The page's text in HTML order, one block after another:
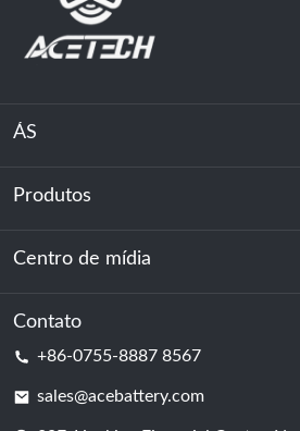
ÁS
Sobre nós
Sustentabilidade
Produtos
Armazenamento de energia
Centro de dados e sala de servidores
Centro de mídia
Notícias
Contato
+86-0755-8887 8567
sales@acebattery.com